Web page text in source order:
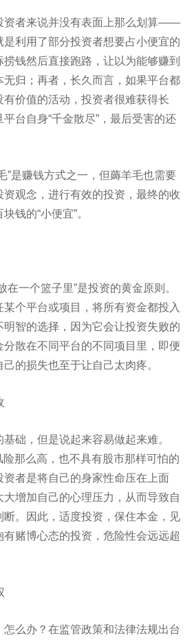
者来说并没有表面上那么划算——
利用了部分投资者想要占小便宜的
钱然后直接跑路，让以为能够赚到
归；再者，长久而言，如果平台都
价值的活动，投资者很难获得长
台自身“千金散尽”，最后受害的还
是赚钱方式之一，但薅羊毛也需要
观念，进行有效的投资，最终的收
钱的“小便宜”。
一个篮子里”是投资的黄金原则。
个平台或项目，将所有资金都投入
智的选择，因为它会让投资失败的
分散在不同平台的不同项目里，即便
的损失也至于让自己太肉疼。
，但是说起来容易做起来难。
那么高，也不具有股市那样可怕的
者是将自己的身家性命压在上面
增加自己的心理压力，从而导致自
断。因此，适度投资，保住本金，见
赌博心态的投资，危险性会远远超
么办？在监管政策和法律法规出台